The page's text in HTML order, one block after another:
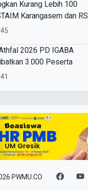
Kurang Lebih 100
Karangasem dan RS
Kesehatan Gratis di
2026 PD IGABA
3.000 Peserta
PWMU.CO